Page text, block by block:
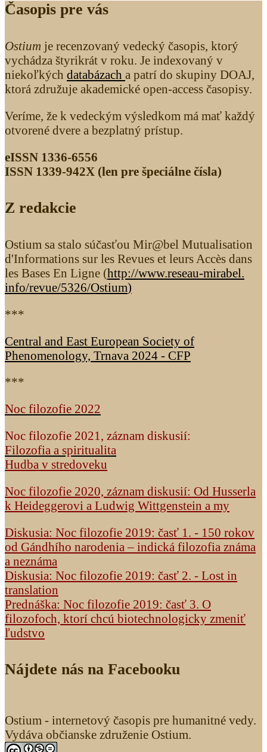
Časopis pre vás
Ostium je recenzovaný vedecký časopis, ktorý
vychádza štyrikrát v roku. Je indexovaný v
niekoľkých databázach a patrí do skupiny DOAJ,
ktorá združuje akademické open-access časopisy.
Veríme, že k vedeckým výsledkom má mať každý
otvorené dvere a bezplatný prístup.
eISSN 1336-6556
ISSN 1339­-942X (len pre špeciálne čísla)
Z redakcie
Ostium sa stalo súčasťou Mir@bel Mutualisation
d'Informations sur les Revues et leurs Accès dans
les Bases En Ligne (http://www.reseau-mirabel.
info/revue/5326/Ostium)
***
Central and East European Society of
Phenomenology, Trnava 2024 - CFP
***
Noc filozofie 2022
Noc filozofie 2021, záznam diskusií:
Filozofia a spiritualita
Hudba v stredoveku
Noc filozofie 2020, záznam diskusií: Od Husserla
k Heideggerovi a Ludwig Wittgenstein a my
Diskusia: Noc filozofie 2019: časť 1. - 150 rokov
od Gándhího narodenia – indická filozofia známa
a neznáma
Diskusia: Noc filozofie 2019: časť 2. - Lost in
translation
Prednáška: Noc filozofie 2019: časť 3. O
filozofoch, ktorí chcú biotechnologicky zmeniť
ľudstvo
Nájdete nás na Facebooku
Ostium - internetový časopis pre humanitné vedy.
Vydáva občianske združenie Ostium.